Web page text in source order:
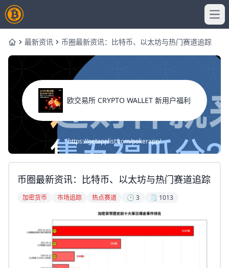
Home最新资讯 币圈最新资讯：比特币、以太坊与热门赛道追踪
欧交易所 CRYPTO WALLET 新用户福利
https://getapplist.com/pokerapp/
币圈最新资讯：比特币、以太坊与热门赛道追踪
加密货币 市场追踪 热点赛道 🕒 3 🗒️ 1013